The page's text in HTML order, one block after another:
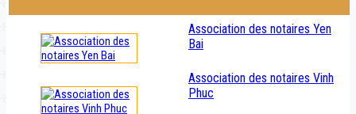
Association des notaires Yen
Bai
Association des notaires Vinh
Phuc